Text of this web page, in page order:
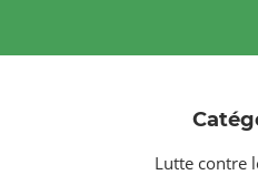
Lutte contre